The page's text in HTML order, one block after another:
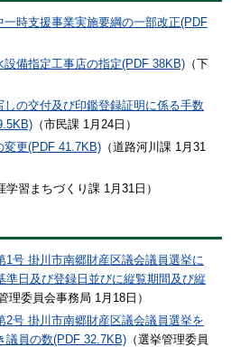
時支援事業実施要綱の一部改正(PDF
備指定工事店の指定(PDF 38KB) （下
の交付及び印鑑登録証明に係る手数
（市民課 1月24日）
変更(PDF 41.7KB) （道路河川課 1月31
習まちづくり課 1月31日）
1号 掛川市南郷財産区議会議員選挙に
準日及び登録日並びに縦覧期間及び縦
理委員会事務局 1月18日）
2号 掛川市南郷財産区議会議員選挙を
議員の数(PDF 32.7KB) （選挙管理委員